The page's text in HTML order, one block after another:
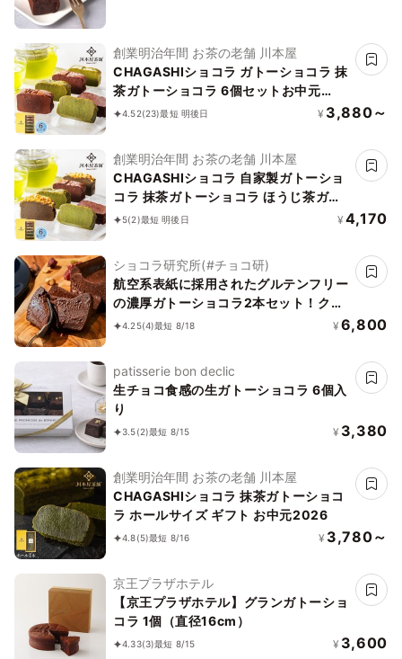
創業明治年間 お茶の老舗 川本屋
CHAGASHIショコラ ガトーショコラ 抹
茶ガトーショコラ 6個セットお中元
2026
4.52(23)最短 明後日 ¥ 3,880～
創業明治年間 お茶の老舗 川本屋
CHAGASHIショコラ 自家製ガトーショ
コラ 抹茶ガトーショコラ ほうじ茶ガト
ーショコラ 6個セットお中元2026
5(2)最短 明後日 ¥ 4,170
ショコラ研究所(#チョコ研)
航空系表紙に採用されたグルテンフリー
の濃厚ガトーショコラ2本セット！クラ
ファンで1日200万売れました。誕生日
4.25(4)最短 8/18 ¥ 6,800
patisserie bon declic
生チョコ食感の生ガトーショコラ 6個入
り
3.5(2)最短 8/15 ¥ 3,380
創業明治年間 お茶の老舗 川本屋
CHAGASHIショコラ 抹茶ガトーショコ
ラ ホールサイズ ギフト お中元2026
4.8(5)最短 8/16 ¥ 3,780～
京王プラザホテル
【京王プラザホテル】グランガトーショ
コラ 1個（直径16cm）
4.33(3)最短 8/15 ¥ 3,600